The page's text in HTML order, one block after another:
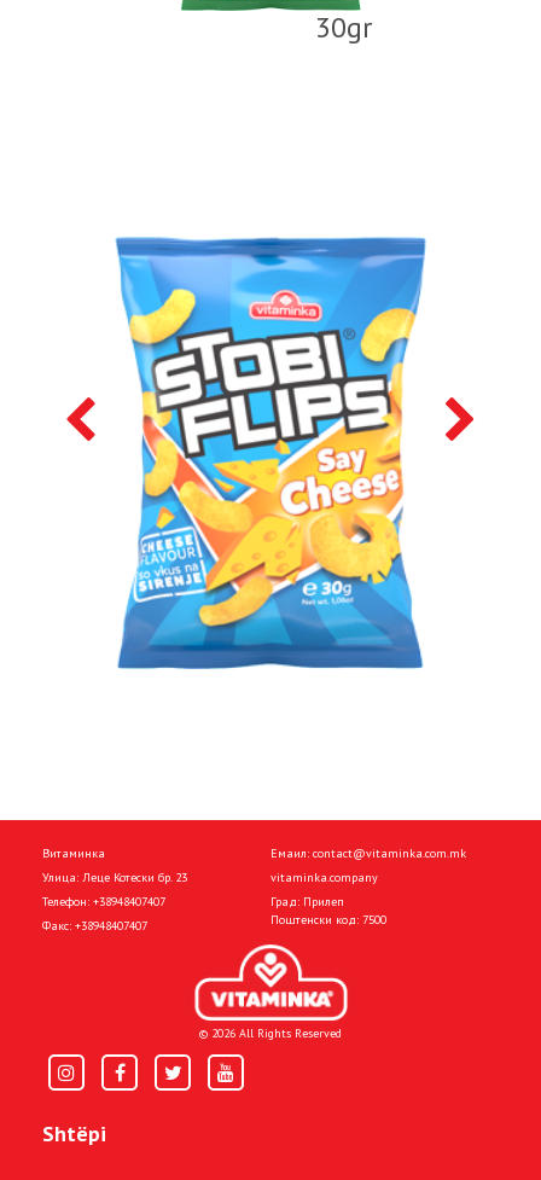
30gr
Витаминка
Улица: Леце Котески бр. 23
Телефон: +38948407407
Факс: +38948407407
Емаил: contact@vitaminka.com.mk
vitaminka.company
Град: Прилеп
Поштенски код: 7500
© 2026 All Rights Reserved
Shtëpi